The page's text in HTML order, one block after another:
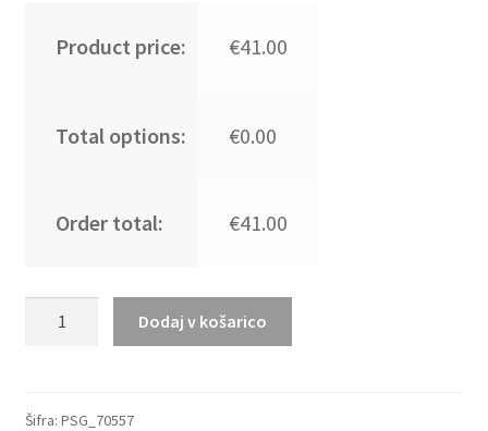
Product price: €41.00
Total options: €0.00
Order total: €41.00
dresi
Dodaj v košarico
Šifra: PSG_70557